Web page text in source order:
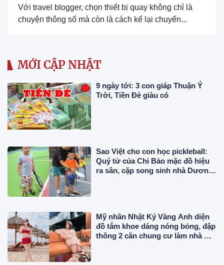
Với travel blogger, chọn thiết bị quay không chỉ là
chuyện thông số mà còn là cách kể lại chuyến...
MỚI CẬP NHẬT
9 ngày tới: 3 con giáp Thuận Ý
Trời, Tiền Đè giàu có
Sao Việt cho con học pickleball:
Quý tử của Chi Bảo mặc đồ hiệu
ra sân, cặp song sinh nhà Dương
Mỹ nhân Nhật Ký Vàng Anh diện
đồ tắm khoe dáng nóng bỏng, đập
thông 2 căn chung cư làm nhà ở,